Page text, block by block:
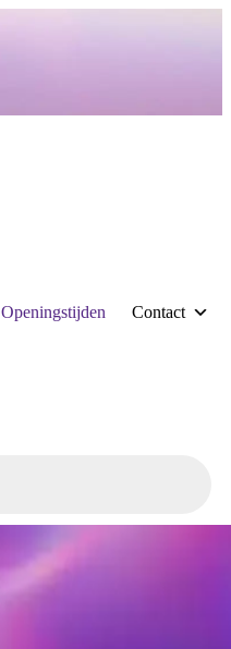
Openingstijden Contact